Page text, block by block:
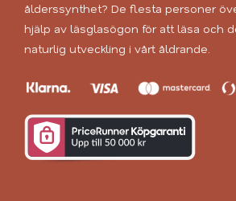
ålderssynthet? De flesta personer
hjälp av läsglasögon för att läsa och
naturlig utveckling i vårt åldrande.